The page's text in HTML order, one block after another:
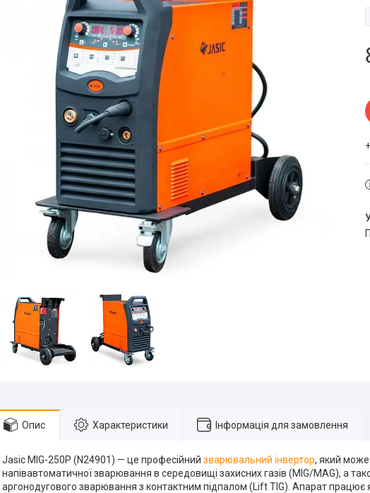
Опис Характеристики Інформація для замовлення
Jasic MIG-250P (N24901) — це професійний зварювальний інвертор, який може
напівавтоматичної зварювання в середовищі захисних газів (MIG/MAG), а
аргонодугового зварювання з контактним підпалом (Lift TIG). Апарат працює